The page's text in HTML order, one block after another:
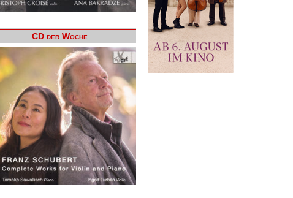
CD der Woche